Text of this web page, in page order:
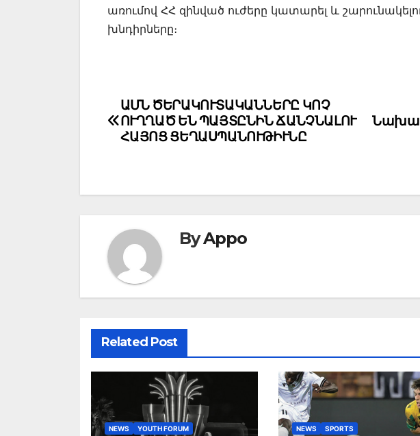
առումով ՀՀ զինված ուժերը կատարել և
խնդիրները։
Post
navigation
ԱՄՆ ԾԵՐԱԿՈՒՏԱԿԱՆՆԵՐԸ ԿՈՉ
ՈՒՂՂԱԾ ԵՆ ՊԱՅՏԸՆԻՆ ՃԱՆՉՆԱԼՈՒ
ՀԱՅՈՑ ՑԵՂԱՍՊԱՆՈՒԹԻՒՆԸ
ByAppo
Related Post
NEWS YOUTH FORUM NEWS SPORTS